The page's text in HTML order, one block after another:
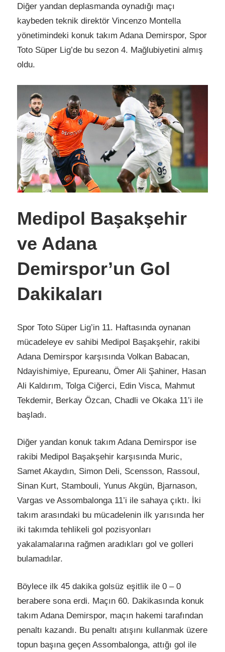
Diğer yandan deplasmanda oynadığı maçı
kaybeden teknik direktör Vincenzo Montella
yönetimindeki konuk takım Adana Demirspor, Spor
Toto Süper Lig’de bu sezon 4. Mağlubiyetini almış
oldu.
Medipol Başakşehir
ve Adana
Demirspor’un Gol
Dakikaları
Spor Toto Süper Lig’in 11. Haftasında oynanan
mücadeleye ev sahibi Medipol Başakşehir, rakibi
Adana Demirspor karşısında Volkan Babacan,
Ndayishimiye, Epureanu, Ömer Ali Şahiner, Hasan
Ali Kaldırım, Tolga Ciğerci, Edin Visca, Mahmut
Tekdemir, Berkay Özcan, Chadli ve Okaka 11’i ile
başladı.
Diğer yandan konuk takım Adana Demirspor ise
rakibi Medipol Başakşehir karşısında Muric,
Samet Akaydın, Simon Deli, Scensson, Rassoul,
Sinan Kurt, Stambouli, Yunus Akgün, Bjarnason,
Vargas ve Assombalonga 11’i ile sahaya çıktı. İki
takım arasındaki bu mücadelenin ilk yarısında her
iki takımda tehlikeli gol pozisyonları
yakalamalarına rağmen aradıkları gol ve golleri
bulamadılar.
Böylece ilk 45 dakika golsüz eşitlik ile 0 – 0
berabere sona erdi. Maçın 60. Dakikasında konuk
takım Adana Demirspor, maçın hakemi tarafından
penaltı kazandı. Bu penaltı atışını kullanmak üzere
topun başına geçen Assombalonga, attığı gol ile